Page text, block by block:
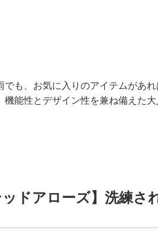
でも、お気に入りのアイテムがあ
機能性とデザイン性を兼ね備えた
ドアローズ】洗練さ